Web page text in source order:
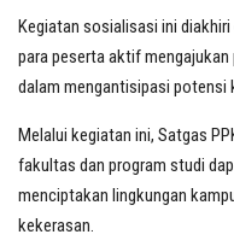
Kegiatan sosialisasi ini
para peserta aktif mengajukan
dalam mengantisipasi potensi
Melalui kegiatan ini, Satgas
fakultas dan program studi
menciptakan lingkungan
kekerasan.